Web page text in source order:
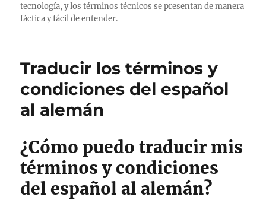
tecnología, y los términos técnicos se presentan de manera
fáctica y fácil de entender.
Traducir los términos y
condiciones del español
al alemán
¿Cómo puedo traducir mis
términos y condiciones
del español al alemán?